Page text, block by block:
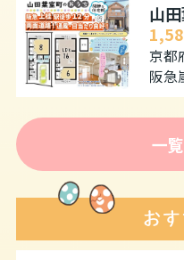
山
一